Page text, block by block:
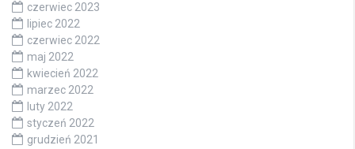
czerwiec 2023
lipiec 2022
czerwiec 2022
maj 2022
kwiecień 2022
marzec 2022
luty 2022
styczeń 2022
grudzień 2021